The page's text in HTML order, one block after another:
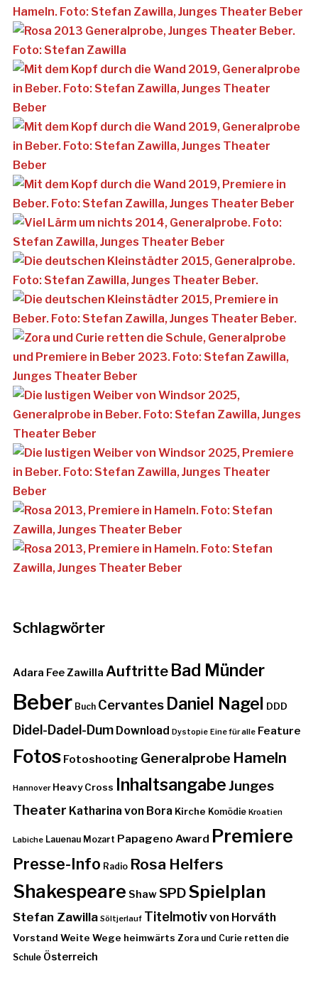
Schlagwörter
Adara Fee Zawilla Auftritte Bad Münder
Beber Buch Cervantes Daniel Nagel DDD
Didel-Dadel-Dum Download Dystopie Eine für alle Feature
Fotos Fotoshooting Generalprobe Hameln
Hannover Heavy Cross InhaltsangabeJunges
Theater Katharina von Bora Kirche Komödie Kroatien
Labiche Lauenau Mozart Papageno Award Premiere
Presse-Info Radio Rosa Helfers
Shakespeare ShawSPDSpielplan
Stefan Zawilla Söltjerlauf Titelmotivvon Horváth
Vorstand Weite Wege heimwärts Zora und Curie retten die
Schule Österreich